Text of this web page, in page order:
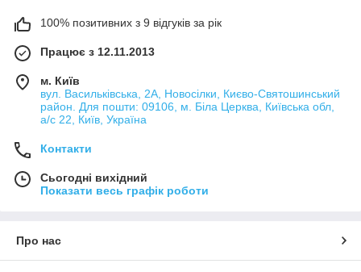
100% позитивних з 9 відгуків за рік
Працює з 12.11.2013
м. Київ
вул. Васильківська, 2А, Новосілки, Києво-Святошинський
район. Для пошти: 09106, м. Біла Церква, Київська обл,
а/с 22, Київ, Україна
Контакти
Сьогодні вихідний
Показати весь графік роботи
Про нас